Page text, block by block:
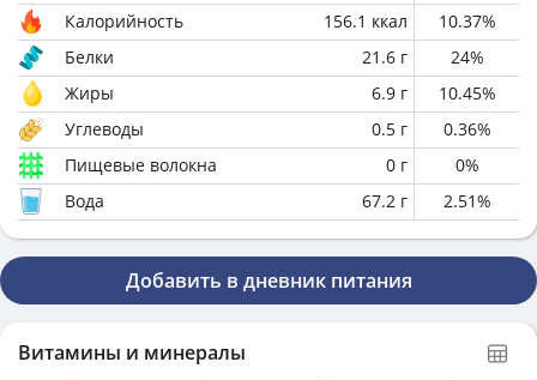
Калорийность 156.1 ккал 10.37%
Белки
21.6 г 24%
Жиры
6.9 г 10.45%
Углеводы
0.5 г 0.36%
Пищевые волокна
0 г 0%
Вода
67.2 г 2.51%
Добавить в дневник питания
Витамины и минералы